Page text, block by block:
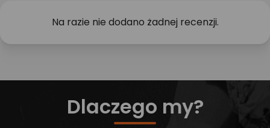
Na razie nie dodano żadnej recenzji.
Dlaczego my?